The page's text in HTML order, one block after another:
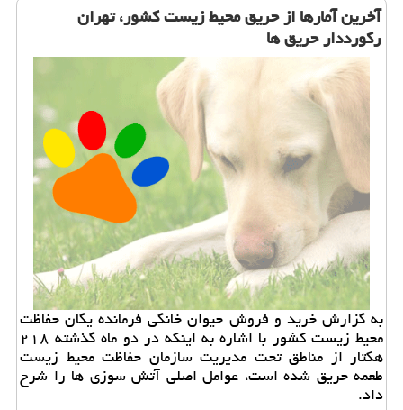
آخرین آمارها از حریق محیط زیست كشور، تهران
ركورددار حریق ها
به گزارش خرید و فروش حیوان خانگی فرمانده یگان حفاظت
محیط زیست كشور با اشاره به اینكه در دو ماه گذشته ۲۱۸
هكتار از مناطق تحت مدیریت سازمان حفاظت محیط زیست
طعمه حریق شده است، عوامل اصلی آتش سوزی ها را شرح
داد.